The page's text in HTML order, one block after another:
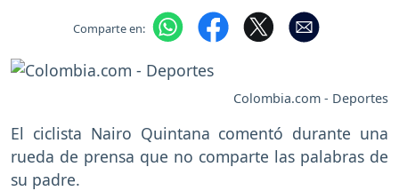
Comparte en:
Colombia.com - Deportes
El ciclista Nairo Quintana comentó durante una
rueda de prensa que no comparte las palabras de
su padre.